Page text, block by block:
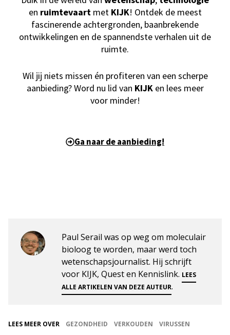
en ruimtevaartmet KIJK! Ontdek de meest
fascinerende achtergronden, baanbrekende
ontwikkelingen en de spannendste verhalen uit de
ruimte.
Wil jij niets missen én profiteren van een scherpe
aanbieding? Word nu lid van KIJKen lees meer
voor minder!
Ga naar de aanbieding!
Paul Serail was op weg om moleculair
bioloog te worden, maar werd toch
wetenschapsjournalist. Hij schrijft
voor KIJK, Quest en Kennislink. LEES
ALLE ARTIKELEN VAN DEZE AUTEUR.
LEES MEER OVER GEZONDHEID VERKOUDEN
VIRUSSEN